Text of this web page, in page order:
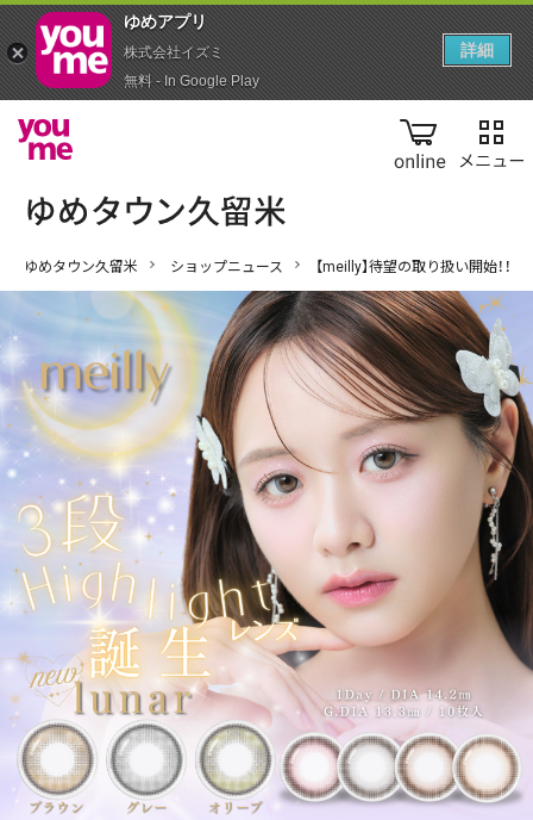
online
ゆめタウン久留米 ショップニュース 【meilly】待望の取り扱い開始！！
ゆめアプ‪リ‬
株式会社イズミ
無料 - In Google Play
詳細